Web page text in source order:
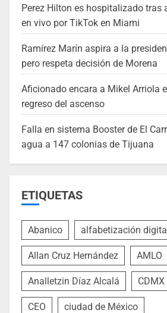
Perez Hilton es hospitalizado tras
en vivo por TikTok en Miami
Ramírez Marín aspira a la
pero respeta decisión de Morena
Aficionado encara a Mikel Arriola
regreso del ascenso
Falla en sistema Booster de El
agua a 147 colonias de Tijuana
ETIQUETAS
Abanico alfabetización
Allan Cruz Hernández AMLO
Analletzin Díaz Alcalá CDMX
CEO ciudad de México